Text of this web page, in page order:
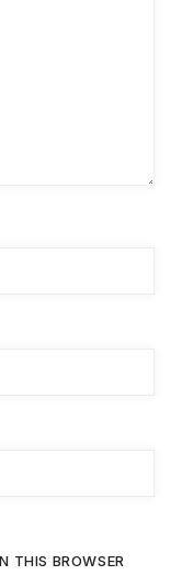
THIS BROWSER